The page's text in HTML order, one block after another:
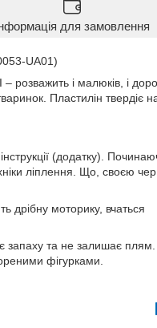
для замовлення
UA01)
і малюків, і
Пластилін твердіє
(додатку).
ліплення. Що, своєю
дрібну моторику, вчаться
запаху та не залишає плям.
фігурками.